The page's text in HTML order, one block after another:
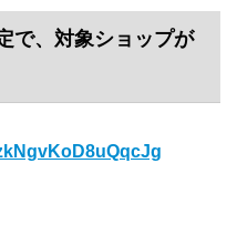
で、対象ショップが